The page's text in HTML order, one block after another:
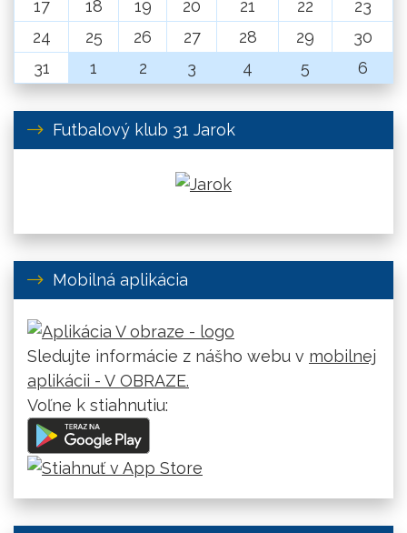
17
18 19 20 21 22
23
24
25 26 27 28 29
30
31
1 2 3 4 5 6
Futbalový klub 31 Jarok
Mobilná aplikácia
Sledujte informácie z nášho webu v mobilnej
aplikácii - V OBRAZE.
Voľne k stiahnutiu: